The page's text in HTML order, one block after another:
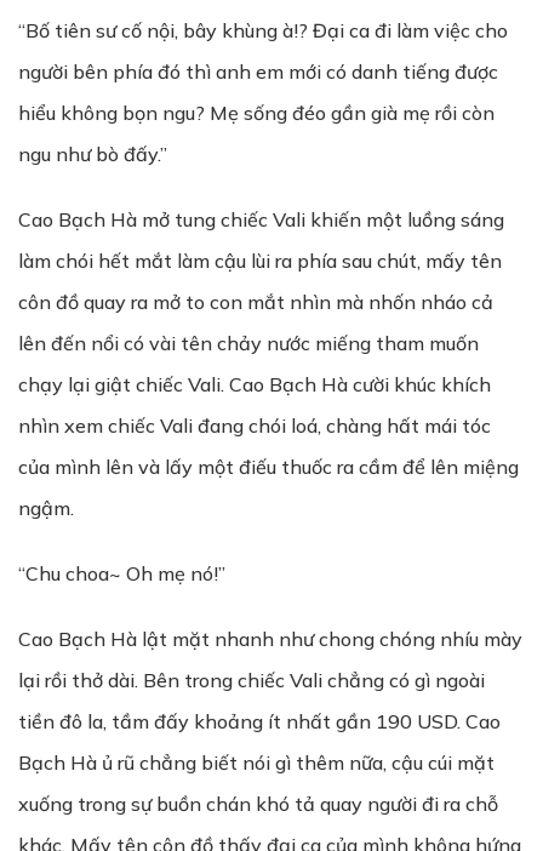
“Bố tiên sư cố nội, bây khùng à!? Đại ca đi làm việc cho
người bên phía đó thì anh em mới có danh tiếng được
hiểu không bọn ngu? Mẹ sống đéo gần già mẹ rồi còn
ngu như bò đấy.”
Cao Bạch Hà mở tung chiếc Vali khiến một luồng sáng
làm chói hết mắt làm cậu lùi ra phía sau chút, mấy tên
côn đồ quay ra mở to con mắt nhìn mà nhốn nháo cả
lên đến nổi có vài tên chảy nước miếng tham muốn
chạy lại giật chiếc Vali. Cao Bạch Hà cười khúc khích
nhìn xem chiếc Vali đang chói loá, chàng hất mái tóc
của mình lên và lấy một điếu thuốc ra cầm để lên miệng
ngậm.
“Chu choa~ Oh mẹ nó!”
Cao Bạch Hà lật mặt nhanh như chong chóng nhíu mày
lại rồi thở dài. Bên trong chiếc Vali chẳng có gì ngoài
tiền đô la, tầm đấy khoảng ít nhất gần 190 USD. Cao
Bạch Hà ủ rũ chẳng biết nói gì thêm nữa, cậu cúi mặt
xuống trong sự buồn chán khó tả quay người đi ra chỗ
khác. Mấy tên côn đồ thấy đại ca của mình không hứng